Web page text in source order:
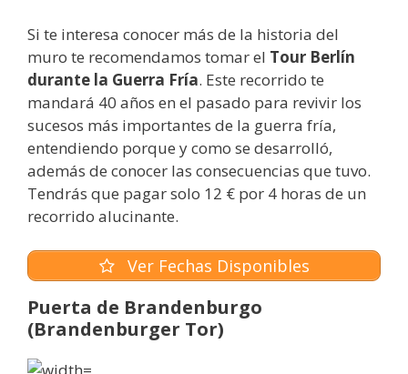
Si te interesa conocer más de la historia del
muro te recomendamos tomar el Tour Berlín
durante la Guerra Fría. Este recorrido te
mandará 40 años en el pasado para revivir los
sucesos más importantes de la guerra fría,
entendiendo porque y como se desarrolló,
además de conocer las consecuencias que tuvo.
Tendrás que pagar solo 12 € por 4 horas de un
recorrido alucinante.
Ver Fechas Disponibles
Puerta de Brandenburgo
(Brandenburger Tor)